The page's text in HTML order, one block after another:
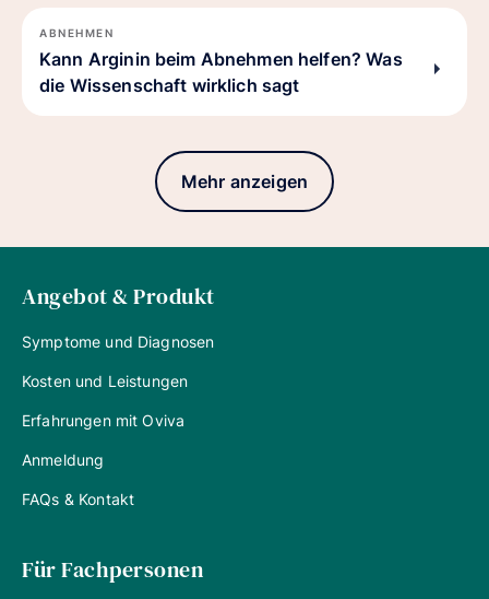
ABNEHMEN
Kann Arginin beim Abnehmen helfen? Was
die Wissenschaft wirklich sagt
Mehr anzeigen
Angebot & Produkt
Symptome und Diagnosen
Kosten und Leistungen
Erfahrungen mit Oviva
Anmeldung
FAQs & Kontakt
Für Fachpersonen